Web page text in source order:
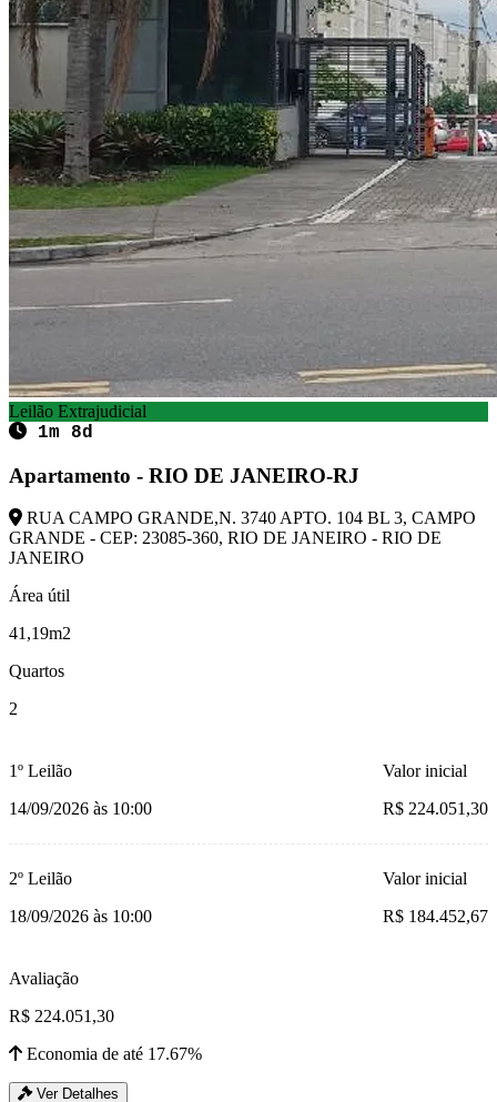
Leilão Extrajudicial
1m 8d
Apartamento - RIO DE JANEIRO-RJ
RUA CAMPO GRANDE,N. 3740 APTO. 104 BL 3, CAMPO
GRANDE - CEP: 23085-360, RIO DE JANEIRO - RIO DE
JANEIRO
Área útil
41,19m2
Quartos
2
1º Leilão
14/09/2026 às 10:00
Valor inicial
R$ 224.051,30
2º Leilão
18/09/2026 às 10:00
Valor inicial
R$ 184.452,67
Avaliação
R$ 224.051,30
Economia de até 17.67%
Ver Detalhes